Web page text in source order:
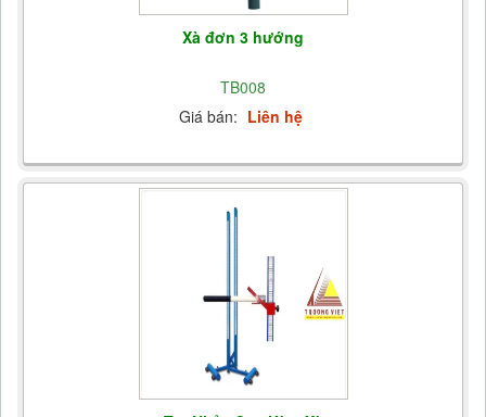
Xà đơn 3 hướng
TB008
Giá bán: Liên hệ